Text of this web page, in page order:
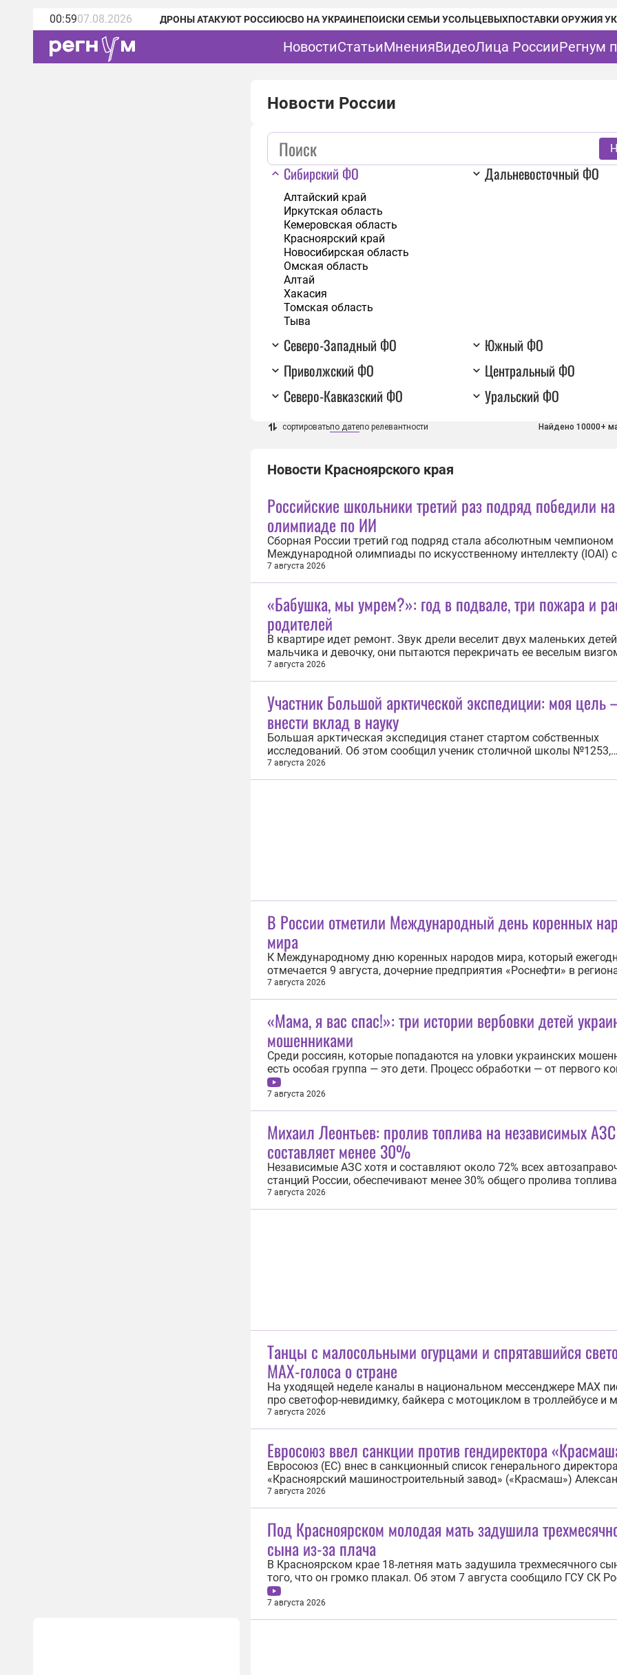
00:5907.08.2026 ДРОНЫ АТАКУЮТ РОССИЮСВО НА УКРАИНЕПОИСКИ СЕМЬИ УСОЛЬЦЕВЫХПОСТАВКИ ОРУЖИЯ
НовостиСтатьиМненияВидеоЛица РоссииРегнум
Новости России
Сибирский ФО
Алтайский край
Иркутская область
Кемеровская область
Красноярский край
Новосибирская область
Омская область
Алтай
Хакасия
Томская область
Тыва
Дальневосточный ФО
Северо-Западный ФО
Южный ФО
Приволжский ФО
Центральный ФО
Северо-Кавказский ФО
Уральский ФО
сортироватьпо датепо релевантности Найдено 10000+
Новости Красноярского края
Российские школьники третий раз подряд победили на
олимпиаде по ИИ
Сборная России третий год подряд стала абсолютным чемпионом
Международной олимпиады по искусственному интеллекту (IOAI)
старшеклассников. В финале, проходившем в Казахстане с 2 по 7
российская команда завоевала восемь медалей — семь золотых
7 августа 2026
«Бабушка, мы умрем?»: год в подвале, три пожара и
родителей
В квартире идет ремонт. Звук дрели веселит двух маленьких
мальчика и девочку, они пытаются перекричать ее веселым
задиристо посматривая на бабушку. Она делает им замечание, но
чувствуют, что она сердится невсерьез. И это правда: дрель,
7 августа 2026
Участник Большой арктической экспедиции: моя
внести вклад в науку
Большая арктическая экспедиция станет стартом собственных
исследований. Об этом сообщил ученик столичной школы №1253,
участник отряда «Исследователи» Александр Киданюк. Он
для него это не просто путешествие — Александр Киданюк
7 августа 2026
В России отметили Международный день коренных
мира
К Международному дню коренных народов мира, который
отмечается 9 августа, дочерние предприятия «Роснефти» в
присутствия провели масштабные мероприятия. В Тюменской
«РН-Уватнефтегаз» помогает родовым угодьям демьянских
7 августа 2026
«Мама, я вас спас!»: три истории вербовки детей
мошенниками
Среди россиян, которые попадаются на уловки украинских
есть особая группа — это дети. Процесс обработки — от первого
до передачи денег или исполнения задания от кураторов может
двух часов до нескольких месяцев. Детей превращают в послушных
исполнителей, которые...
7 августа 2026
Михаил Леонтьев: пролив топлива на независимых АЗС
составляет менее 30%
Независимые АЗС хотя и составляют около 72% всех
станций России, обеспечивают менее 30% общего пролива
этом заявил журналист Михаил Леонтьев в эфире телеканала
Live». Телеведущий пояснил, что независимые АЗС в основном
7 августа 2026
Танцы с малосольными огурцами и спрятавшийся
MAX-голоса о стране
На уходящей неделе каналы в национальном мессенджере MAX
про светофор-невидимку, байкера с мотоциклом в троллейбусе и
другое. Самое интересное — в нашей подборке. Центральный
федеральный округ После нашумевшей «Одиссеи» в Москве
7 августа 2026
Евросоюз ввел санкции против гендиректора
Евросоюз (ЕС) внес в санкционный список генерального
«Красноярский машиностроительный завод» («Красмаш»)
Дюкарева. Об этом 7 августа говорится в заявлении Совета ЕС.
включил в список Александра Дюкарева, генерального
7 августа 2026
Под Красноярском молодая мать задушила
сына из-за плача
В Красноярском крае 18-летняя мать задушила трехмесячного
того, что он громко плакал. Об этом 7 августа сообщило ГСУ СК
региону. Трагедия произошла 5 августа в городе Ужуре. По данным
ведомства, женщина с ребенком жила с родителями. Когда
с сыном остались одни...
7 августа 2026